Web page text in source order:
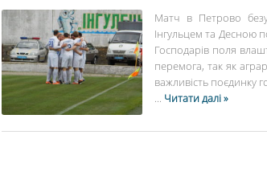
Матч в Петрово
Інгульцем та Десною
Господарів поля
перемога, так як
важливість поєдинку
... Читати далі »